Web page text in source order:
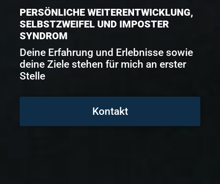
PERSÖNLICHE WEITERENTWICKLUNG,
SELBSTZWEIFEL UND IMPOSTER
SYNDROM
Deine Erfahrung und Erlebnisse sowie
deine Ziele stehen für mich an erster
Stelle
Kontakt